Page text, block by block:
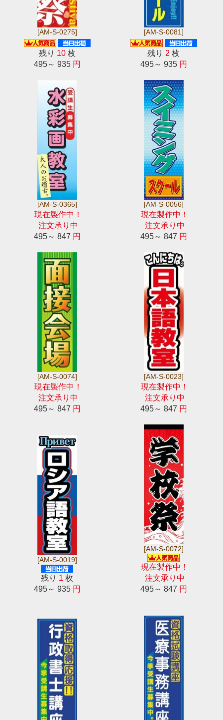
[AM-S-0275]
残り 10枚
495～ 935 円
[AM-S-0081]
残り 2 枚
495～ 935 円
[AM-S-0365]
現在製作中！
注文承り中
495～ 847 円
[AM-S-0056]
現在製作中！
注文承り中
495～ 847 円
[AM-S-0074]
現在製作中！
注文承り中
495～ 847 円
[AM-S-0023]
現在製作中！
注文承り中
495～ 847 円
[AM-S-0019]
残り 1 枚
495～ 935 円
[AM-S-0072]
現在製作中！
注文承り中
495～ 847 円